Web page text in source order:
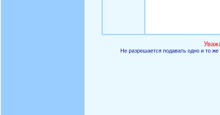
Не разрешается подавать одно и то